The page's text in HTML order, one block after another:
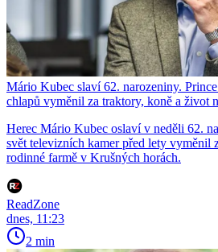
Mário Kubec slaví 62. narozeniny.
chlapů vyměnil za traktory, koně a život
Herec Mário Kubec oslaví v neděli 62.
svět televizních kamer před lety vyměnil
rodinné farmě v Krušných horách.
ReadZone
dnes, 11:23
2 min